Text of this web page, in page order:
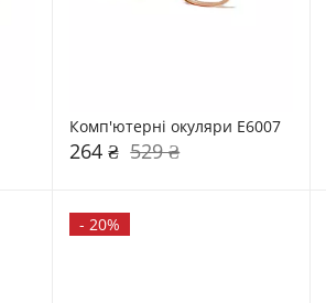
Комп'ютерні окуляри E6007
264 ₴ 529 ₴
- 20%